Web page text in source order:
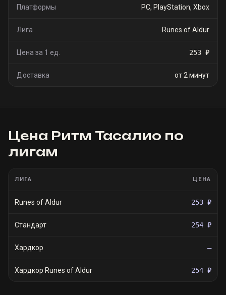
Платформы PC, PlayStation, Xbox
Лига Runes of Aldur
Цена за 1 ед. 253 ₽
Доставка от 2 минут
Цена Ритм Тасалио по
лигам
ЛИГА ЦЕНА
Runes of Aldur 253 ₽
Стандарт 254 ₽
Хардкор —
Хардкор Runes of Aldur 254 ₽